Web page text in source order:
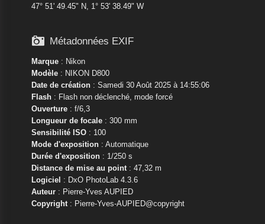
47° 51' 49.45" N, 1° 53' 38.49" W
 Métadonnées EXIF
Marque: Nikon
Modèle: NIKON D800
Date de création: Samedi 30 Août 2025 à 14:55:06
Flash: Flash non déclenché, mode forcé
Ouverture: f/6,3
Longueur de focale: 300 mm
Sensibilité ISO: 100
Mode d'exposition: Automatique
Durée d'exposition: 1/250 s
Distance de mise au point: 47,32 m
Logiciel : DxO PhotoLab 4.3.6
Auteur: Pierre-Yves AUPIED
Copyright: Pierre-Yves-AUPIED@copyright